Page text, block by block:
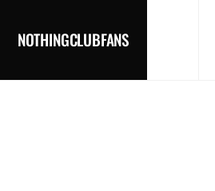
NOTHINGCLUBFANS